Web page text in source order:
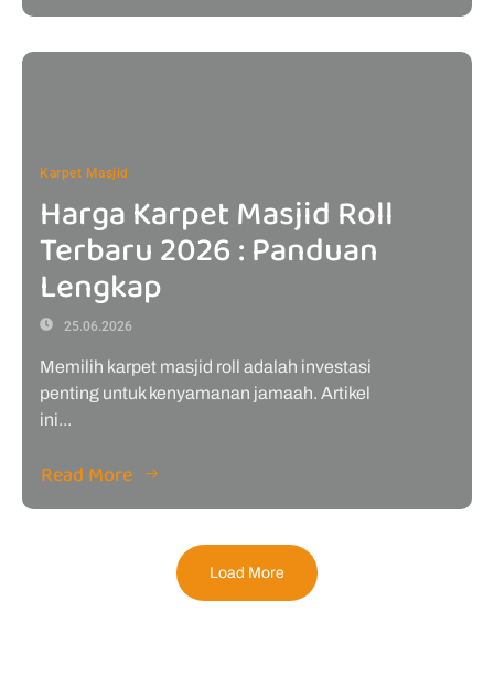
Karpet Masjid
Harga Karpet Masjid Roll
Terbaru 2026 : Panduan
Lengkap
25.06.2026
Memilih karpet masjid roll adalah investasi
penting untuk kenyamanan jamaah. Artikel
ini...
Read More
Load More